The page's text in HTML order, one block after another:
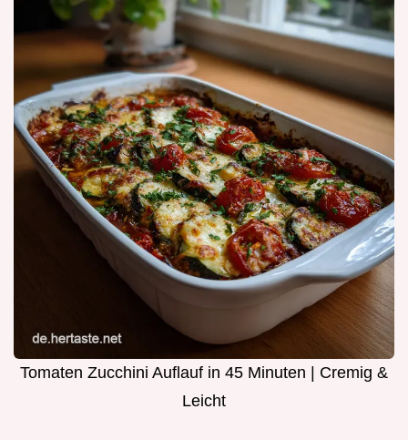
Tomaten Zucchini Auflauf in 45 Minuten | Cremig &
Leicht